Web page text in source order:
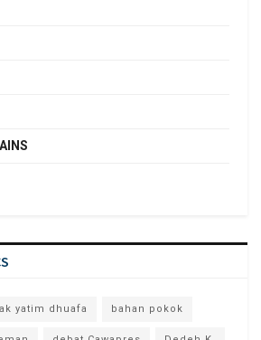
yatim dhuafa bahan pokok